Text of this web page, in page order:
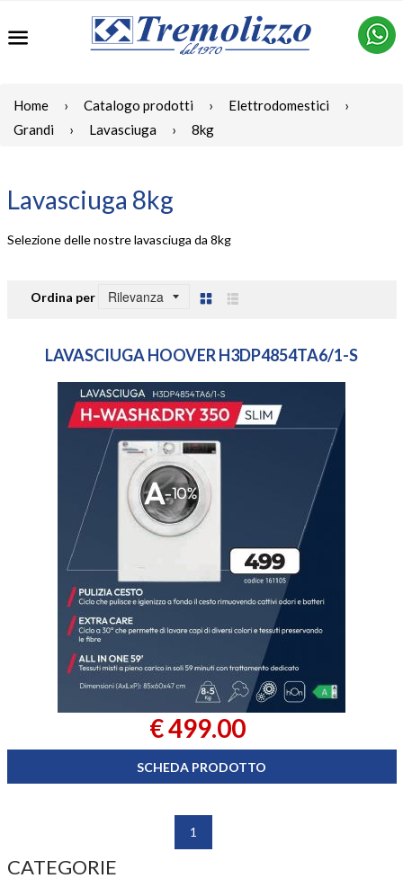
Home › Catalogo prodotti › Elettrodomestici
›
Grandi
› Lavasciuga › 8kg
Lavasciuga 8kg
Selezione delle nostre lavasciuga da 8kg
Ordina per
GrigliaLista
LAVASCIUGA HOOVER H3DP4854TA6/1-S
€ 499.00
SCHEDA PRODOTTO
1
CATEGORIE